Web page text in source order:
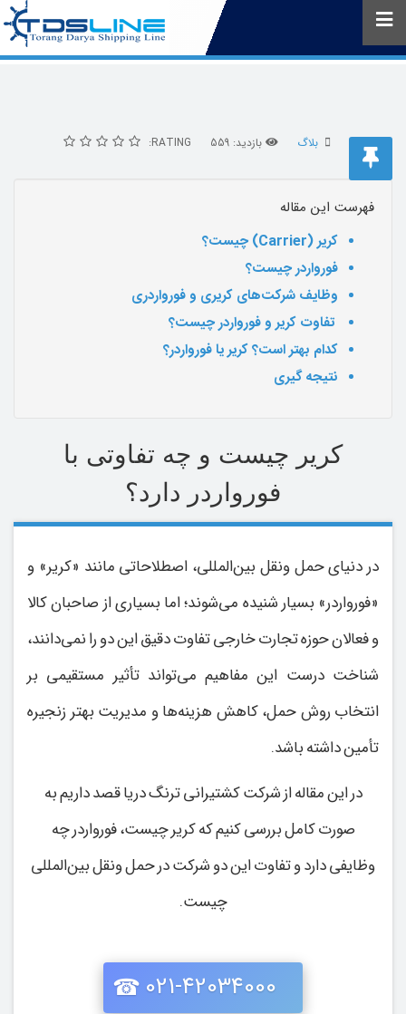
بلاگ بازدید: 559 RATING:
فهرست این مقاله
کریر(Carrier)
چیست؟
فورواردر چیست؟
وظایف شرکت‌های کریری و فورواردری
تفاوت کریر و فورواردر چیست؟
کدام بهتر است؟ کریر یا فورواردر؟
نتیجه گیری
کریر چیست و چه تفاوتی با
فورواردر دارد؟
در دنیای حمل‌ ونقل بین‌المللی، اصطلاحاتی مانند «کریر» و
«فورواردر» بسیار شنیده می‌شوند؛ اما بسیاری از صاحبان کالا
و فعالان حوزه تجارت خارجی تفاوت دقیق این دو را نمی‌دانند،
شناخت درست این مفاهیم می‌تواند تأثیر مستقیمی بر
انتخاب روش حمل، کاهش هزینه‌ها و مدیریت بهتر زنجیره
تأمین داشته باشد.
در این مقاله از شرکت کشتیرانی ترنگ دریا قصد داریم به
‌صورت کامل بررسی کنیم که کریر چیست، فورواردر چه
وظایفی دارد و تفاوت این دو شرکت در حمل ‌ونقل بین‌المللی
چیست.
021-42034000